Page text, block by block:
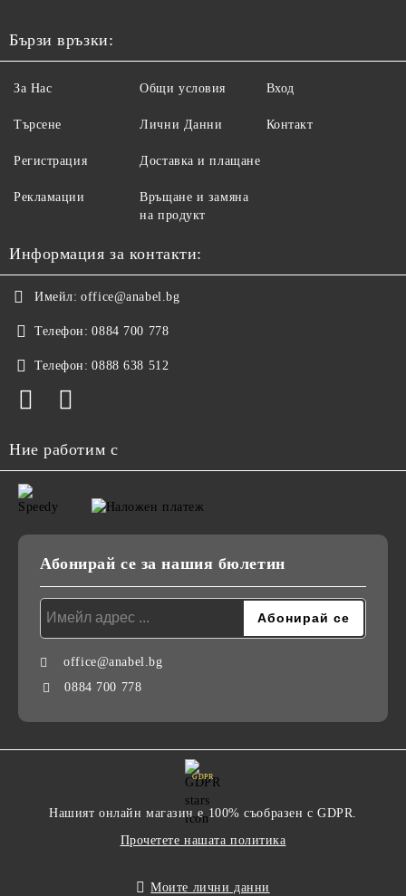
Бързи връзки:
За Нас
Търсене
Регистрация
Рекламации
Общи условия
Лични Данни
Доставка и плащане
Връщане и замяна
на продукт
Вход
Контакт
Информация за контакти:
Имейл: office@anabel.bg
Телефон: 0884 700 778
Телефон: 0888 638 512
Ние работим с
Абонирай се за нашия бюлетин
office@anabel.bg
0884 700 778
GDPR
Нашият онлайн магазин е 100% съобразен с GDPR.
Прочетете нашата политика
Моите лични данни